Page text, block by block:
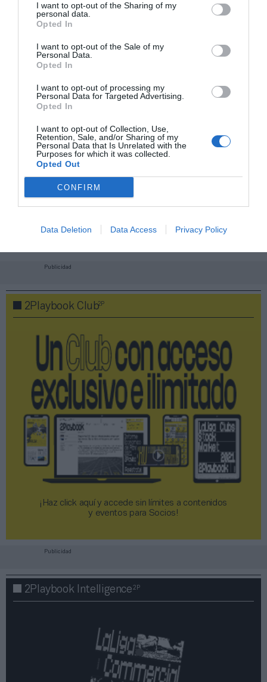
I want to opt-out of the Sharing of my
personal data.
Opted In
I want to opt-out of the Sale of my
Personal Data.
Opted In
I want to opt-out of processing my
Personal Data for Targeted Advertising.
Opted In
I want to opt-out of Collection, Use,
Retention, Sale, and/or Sharing of my
Personal Data that Is Unrelated with the
Purposes for which it was collected.
Opted Out
CONFIRM
Data Deletion Data Access Privacy Policy
Índex2P
AC Milan
Añadir 2Playbook
Mantente informado con las últimas noticias de actualidad.
ACTIVAR AHORA
Compartir
Imprimir
Publicidad
2Playbook Club2P
¡Haz click aquí y accede sin límites a contenidos
y eventos para Socios!​​​​​​​
Publicidad
2Playbook Intelligence2P